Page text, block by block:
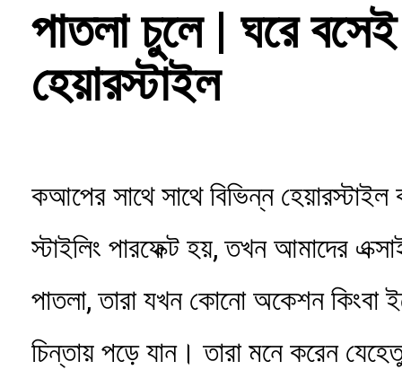
পাতলা চুলে | ঘরে বসেই
হেয়ারস্টাইল
কআপের সাথে সাথে বিভিন্ন
স্টাইলিং পারফেক্ট হয়, তখন আমাদের
পাতলা, তারা যখন কোনো অকেশন কিংবা
চিন্তায় পড়ে যান। তারা মনে করেন